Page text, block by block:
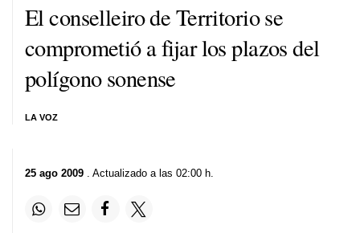
El conselleiro de Territorio se
comprometió a fijar los plazos del
polígono sonense
LA VOZ
25 ago 2009 . Actualizado a las 02:00 h.